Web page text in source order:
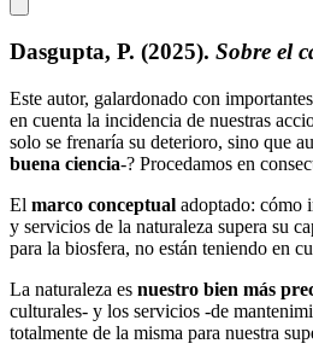
Dasgupta, P. (2025). Sobre el
Este autor, galardonado con
en cuenta la incidencia de nuestras
solo se frenaría su deterioro, sino que
buena ciencia-? Procedamos en
El marco conceptual adoptado: cómo
y servicios de la naturaleza supera su
para la biosfera, no están teniendo en
La naturaleza es nuestro bien más
culturales- y los servicios -de
totalmente de la misma para nuestra